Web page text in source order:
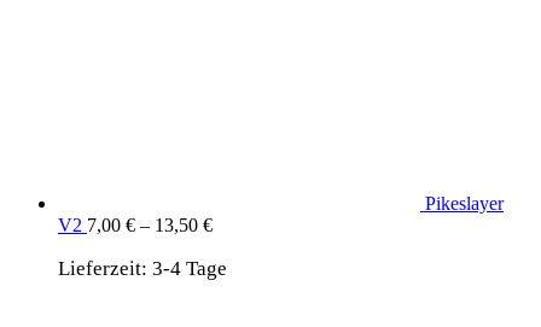
Pikeslayer
V2 7,00 € – 13,50 €
Lieferzeit: 3-4 Tage